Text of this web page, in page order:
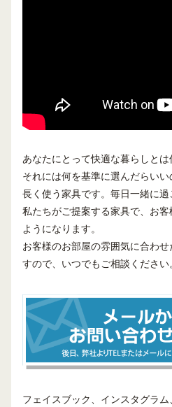
あなたにとって快適な暮らしとは
それには何を基準に選んだらいい
長く使う家具です。毎日一緒に過
私たちがご提案する家具で、お
ようになります。
お客様のお部屋の雰囲気に合わ
すので、いつでもご相談ください
フェイスブック、インスタグラム